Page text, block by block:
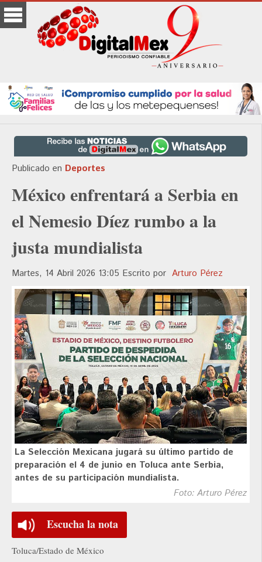
Publicado en Deportes
México enfrentará a Serbia en
el Nemesio Díez rumbo a la
justa mundialista
Martes, 14 Abril 2026 13:05 Escrito por Arturo Pérez
La Selección Mexicana jugará su último partido de
preparación el 4 de junio en Toluca ante Serbia,
antes de su participación mundialista.
Foto: Arturo Pérez
Escucha la nota
Toluca/Estado de México